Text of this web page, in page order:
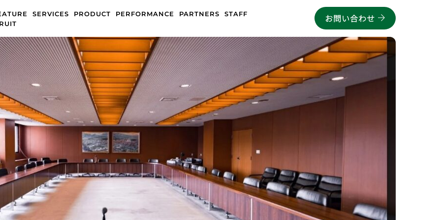
SERVICES PRODUCT PERFORMANCE PARTNERS
STAFF
お問い合わせ